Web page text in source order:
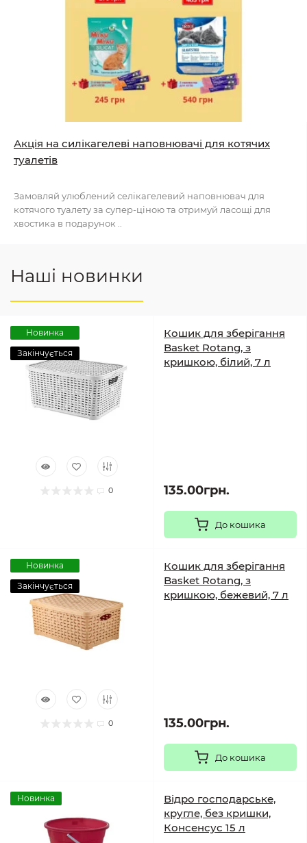
Акція на силікагелеві наповнювачі для котячих
туалетів
Замовляй улюблений селікагелевий наповнювач для
котячого туалету за супер-ціною та отримуй ласощі для
хвостика в подарунок ..
Наші новинки
Новинка
Закінчується
0
Кошик для зберігання
Basket Rotang, з
кришкою, білий, 7 л
135.00грн.
До кошика
Новинка
Закінчується
0
Кошик для зберігання
Basket Rotang, з
кришкою, бежевий, 7 л
135.00грн.
До кошика
Новинка
Відро господарське,
кругле, без кришки,
Консенсус 15 л